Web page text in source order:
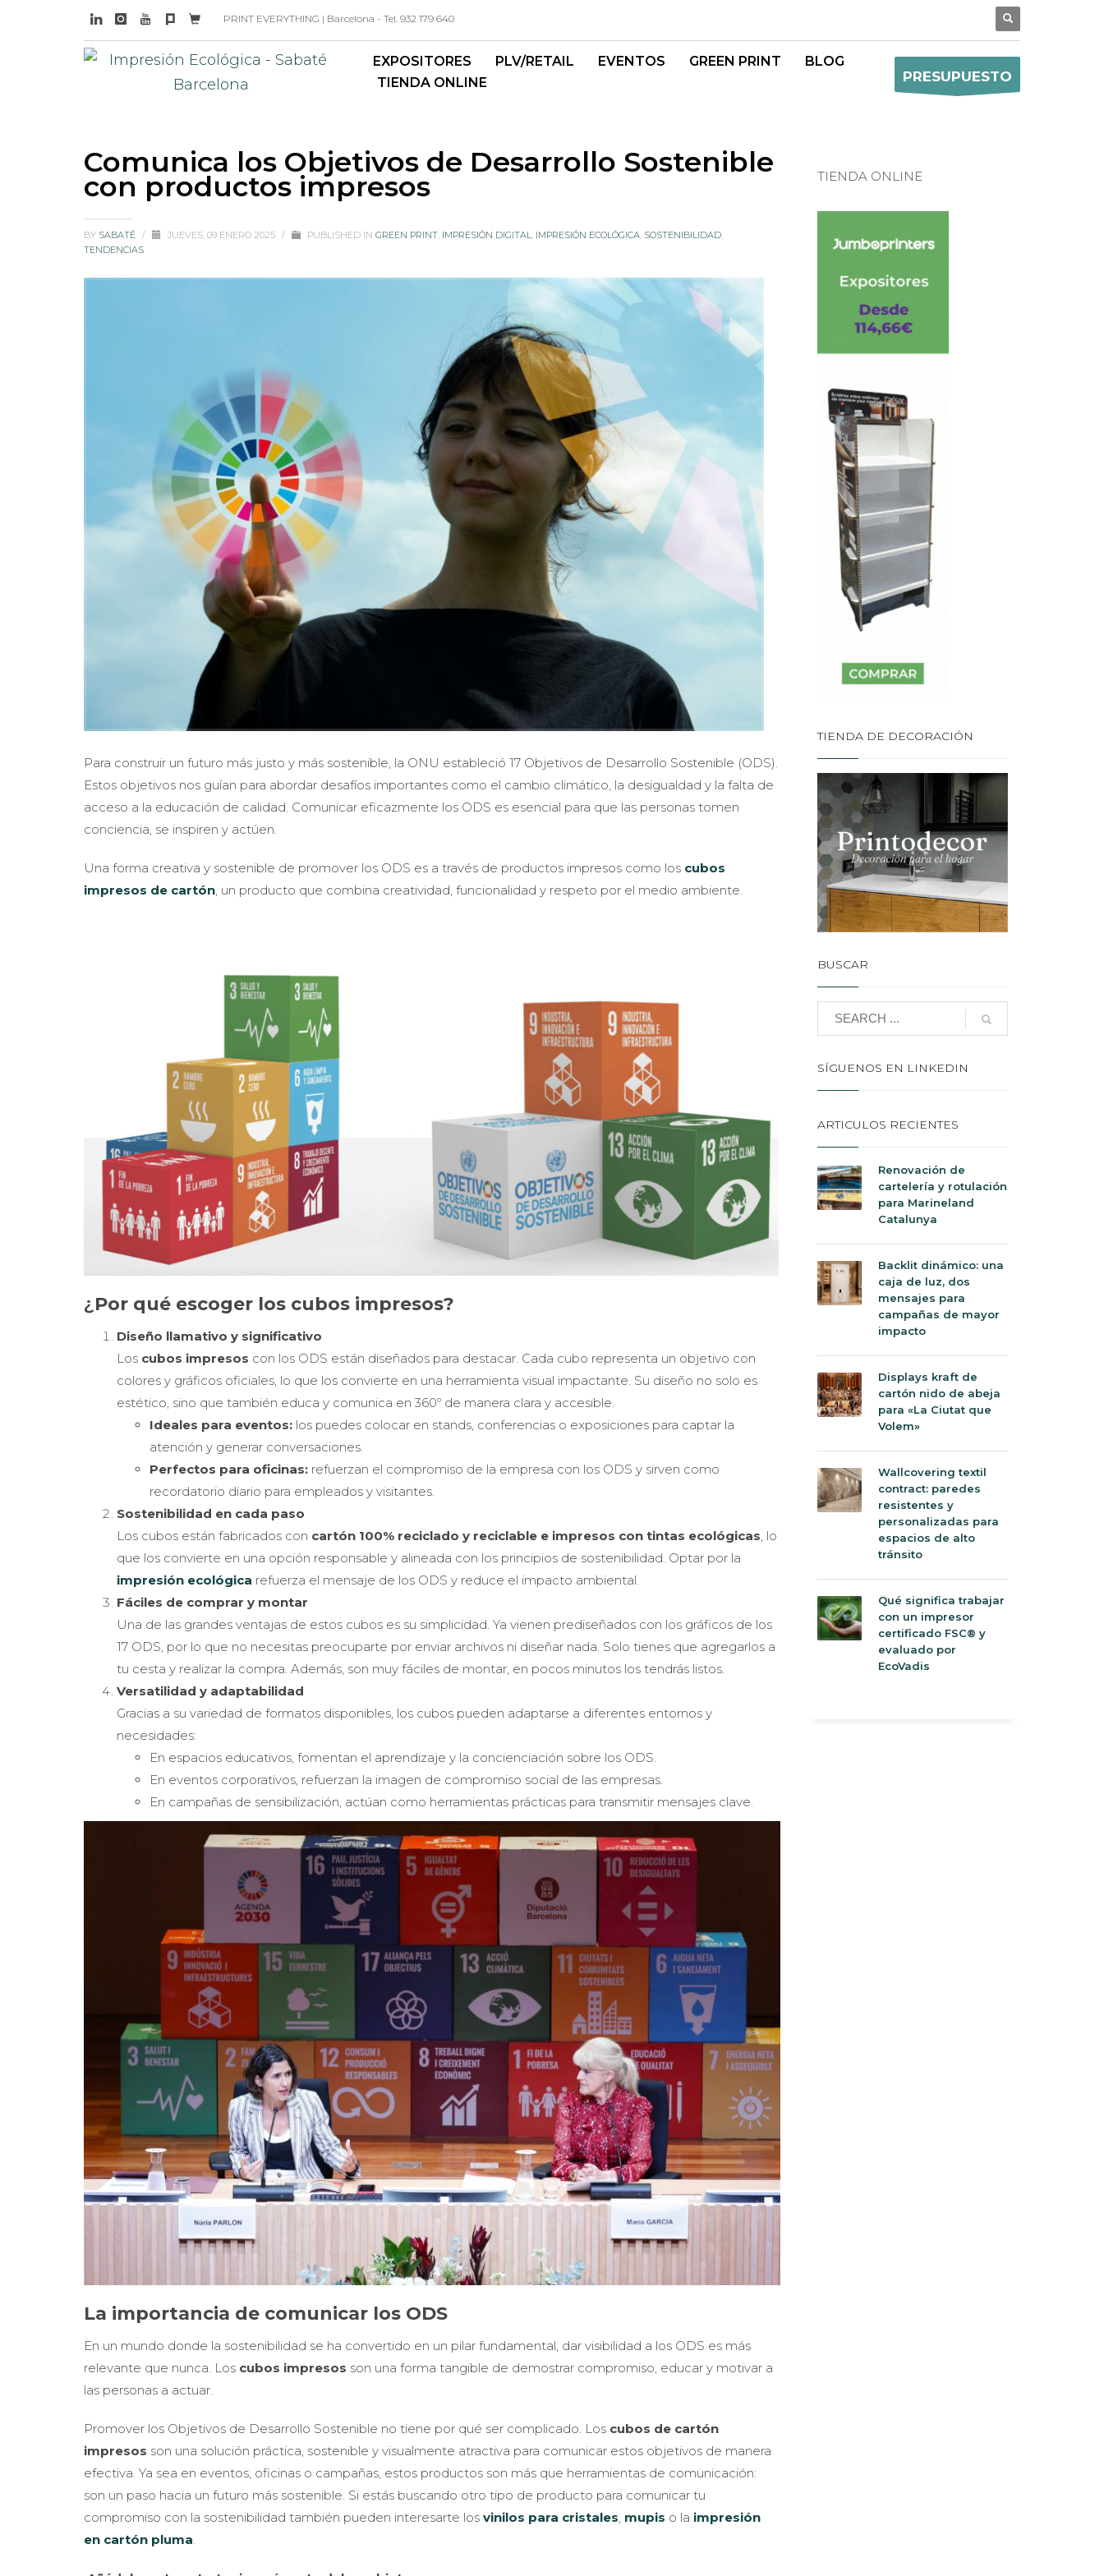
PRINT EVERYTHING | Barcelona - Tel. 932 179 640
EXPOSITORES PLV/RETAIL EVENTOS GREEN PRINT
BLOG
TIENDA ONLINE
PRESUPUESTO
Comunica los Objetivos de Desarrollo Sostenible
con productos impresos
BY SABATÉ / JUEVES, 09 ENERO 2025 / PUBLISHED IN GREEN PRINT, IMPRESIÓN DIGITAL, IMPRESIÓN ECOLÓGICA, SOSTENIBILIDAD,
TENDENCIAS
Para construir un futuro más justo y más sostenible, la ONU estableció 17 Objetivos de Desarrollo Sostenible (ODS).
Estos objetivos nos guían para abordar desafíos importantes como el cambio climático, la desigualdad y la falta de
acceso a la educación de calidad. Comunicar eficazmente los ODS es esencial para que las personas tomen
conciencia, se inspiren y actúen.
Una forma creativa y sostenible de promover los ODS es a través de productos impresos como los cubos
impresos de cartón , un producto que combina creatividad, funcionalidad y respeto por el medio ambiente.
¿Por qué escoger los cubos impresos?
Diseño llamativo y significativo
Los cubos impresos con los ODS están diseñados para destacar. Cada cubo representa un objetivo con
colores y gráficos oficiales, lo que los convierte en una herramienta visual impactante. Su diseño no solo es
estético, sino que también educa y comunica en 360º de manera clara y accesible.
Ideales para eventos: los puedes colocar en stands, conferencias o exposiciones para captar la
atención y generar conversaciones.
Perfectos para oficinas: refuerzan el compromiso de la empresa con los ODS y sirven como
recordatorio diario para empleados y visitantes.
Sostenibilidad en cada paso
Los cubos están fabricados con cartón 100% reciclado y reciclable e impresos con tintas ecológicas, lo
que los convierte en una opción responsable y alineada con los principios de sostenibilidad. Optar por la
impresión ecológica refuerza el mensaje de los ODS y reduce el impacto ambiental.
Fáciles de comprar y montar
Una de las grandes ventajas de estos cubos es su simplicidad. Ya vienen prediseñados con los gráficos de los
17 ODS, por lo que no necesitas preocuparte por enviar archivos ni diseñar nada. Solo tienes que agregarlos a
tu cesta y realizar la compra. Además, son muy fáciles de montar, en pocos minutos los tendrás listos.
Versatilidad y adaptabilidad
Gracias a su variedad de formatos disponibles, los cubos pueden adaptarse a diferentes entornos y
necesidades:
En espacios educativos, fomentan el aprendizaje y la concienciación sobre los ODS.
En eventos corporativos, refuerzan la imagen de compromiso social de las empresas.
En campañas de sensibilización, actúan como herramientas prácticas para transmitir mensajes clave.
La importancia de comunicar los ODS
En un mundo donde la sostenibilidad se ha convertido en un pilar fundamental, dar visibilidad a los ODS es más
relevante que nunca. Los cubos impresos son una forma tangible de demostrar compromiso, educar y motivar a
las personas a actuar.
Promover los Objetivos de Desarrollo Sostenible no tiene por qué ser complicado. Los cubos de cartón
impresos son una solución práctica, sostenible y visualmente atractiva para comunicar estos objetivos de manera
efectiva. Ya sea en eventos, oficinas o campañas, estos productos son más que herramientas de comunicación:
son un paso hacia un futuro más sostenible. Si estás buscando otro tipo de producto para comunicar tu
compromiso con la sostenibilidad también pueden interesarte los vinilos para cristales, mupis o la impresión
en cartón pluma.
TIENDA ONLINE
TIENDA DE DECORACIÓN
BUSCAR
SÍGUENOS EN LINKEDIN
ARTICULOS RECIENTES
Renovación de
cartelería y rotulación
para Marineland
Catalunya
Backlit dinámico: una
caja de luz, dos
mensajes para
campañas de mayor
impacto
Displays kraft de
cartón nido de abeja
para «La Ciutat que
Volem»
Wallcovering textil
contract: paredes
resistentes y
personalizadas para
espacios de alto
tránsito
Qué significa trabajar
con un impresor
certificado FSC® y
evaluado por
EcoVadis